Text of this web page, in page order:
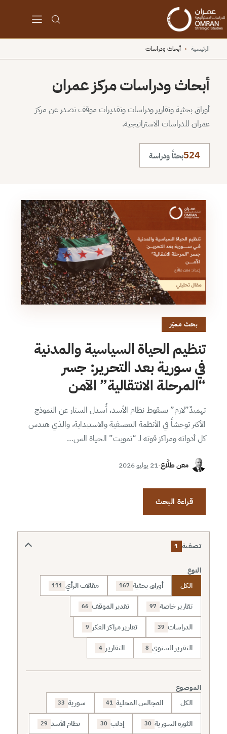
الرئيسية › أبحاث ودراسات
أبحاث ودراسات مركز عمران
أوراق بحثية وتقارير ودراسات وتقديرات موقف تصدر عن مركز
عمران للدراسات الاستراتيجية.
524بحثاً ودراسة
بحث مميّز
تنظيم الحياة السياسية والمدنية
في سورية بعد التحرير: جسر
“المرحلة الانتقالية” الآمن
تهميدٌ”لازم” بسقوط نظام الأسد، أُسدل الستار عن النموذج
الأكثر توحشاً في الأنظمة التعسفية والاستبداية، والذي هندس
كل أدواته ومراكز قوته لـ “تمويت” الحياة الس…
معن طلَّاع·21 يوليو 2026
قراءة البحث
تصفية 1
النوع
الكل أوراق بحثية 167 مقالات الرأي 111
تقارير خاصة 97 تقدير الموقف 66
الدراسات 39 تقارير مراكز الفكر 9
التقرير السنوي 8 التقارير 4
الموضوع
الكل المجالس المحلية 41 سورية 33
الثورة السورية 30 إدلب 30 نظام الأسد 29